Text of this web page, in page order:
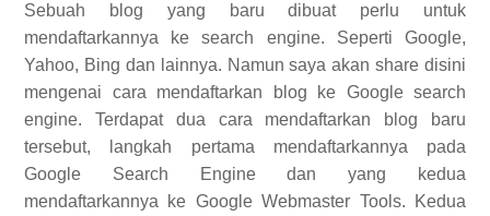
Sebuah blog yang baru dibuat perlu untuk
mendaftarkannya ke search engine. Seperti Google,
Yahoo, Bing dan lainnya. Namun saya akan share disini
mengenai cara mendaftarkan blog ke Google search
engine. Terdapat dua cara mendaftarkan blog baru
tersebut, langkah pertama mendaftarkannya pada
Google Search Engine dan yang kedua
mendaftarkannya ke Google Webmaster Tools. Kedua